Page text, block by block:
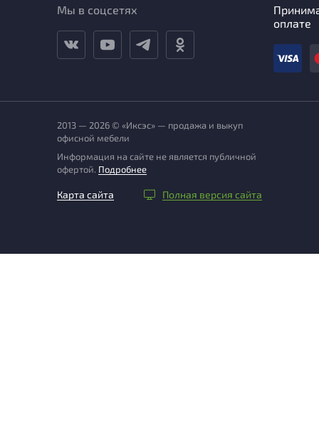
Мы в соцсетях
оплате
2013 — 2026 © «Иксэс» — продажа и выкуп
офисной мебели
Информация на сайте не является публичной
офертой. Подробнее
Карта сайта Полная версия сайта